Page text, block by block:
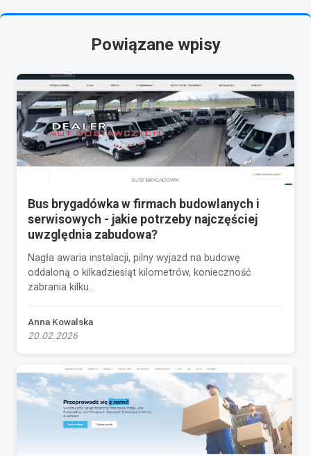
Powiązane wpisy
Bus brygadówka w firmach budowlanych i
serwisowych - jakie potrzeby najczęściej
uwzględnia zabudowa?
Nagła awaria instalacji, pilny wyjazd na budowę
oddaloną o kilkadziesiąt kilometrów, konieczność
zabrania kilku...
Anna Kowalska
20.02.2026